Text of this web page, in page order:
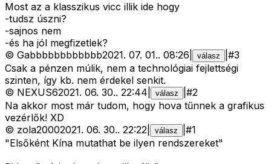
Most az a klasszikus vicc illik ide hogy
-tudsz úszni?
-sajnos nem
-és ha jól megfizetlek?
© Gabbbbbbbbbbbb2021. 07. 01.. 08:26 válasz #3
Csak a pénzen múlik, nem a technológiai fejlettségi
szinten, így kb. nem érdekel senkit.
© NEXUS62021. 06. 30.. 22:44 válasz #2
Na akkor most már tudom, hogy hova tűnnek a grafikus
vezérlők! XD
© zola20002021. 06. 30.. 22:22 válasz #1
"Elsőként Kína mutathat be ilyen rendszereket"